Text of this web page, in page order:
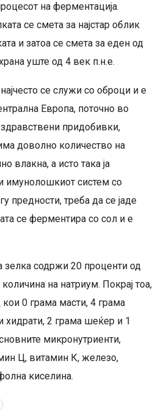
на ферментација.
се смета за најстар облик
и затоа се смета за еден од
уште од 4 век п.н.е.
се служи со оброци и е
Европа, поточно во
придобивки,
доволно количество на
влакна, а исто така ја
имунолошкиот систем со
предности, треба да се јаде
се ферментира со сол и е
содржи 20 проценти од
на натриум. Покрај тоа,
0 грама масти, 4 грама
хидрати, 2 грама шеќер и 1
микронутриенти,
Ц, витамин К, железо,
киселина.